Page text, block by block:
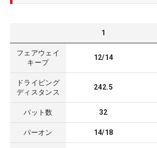
1
フェアウェイ
キープ
12/14
ドライビング
ディスタンス
242.5
パット数 32
パーオン 14/18